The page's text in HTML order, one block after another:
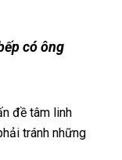
có ông
đề tâm linh
tránh những